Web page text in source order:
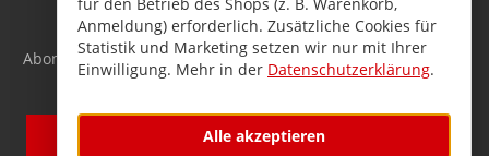
INFOBRIEF
Abonnieren Sie den kostenlosen Lesen & Schenken-Infobrief
und verpassen Sie keine Neuigkeiten mehr.
Anmeldung) erforderlich. Zusätzliche Cookies für
Statistik und Marketing setzen wir nur mit Ihrer
Einwilligung. Mehr in der Datenschutzerklärung.
Alle akzeptieren